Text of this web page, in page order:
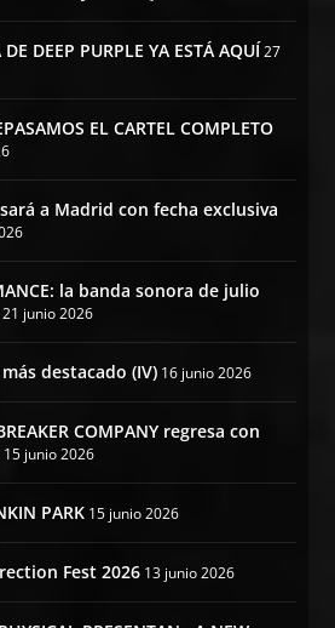
DEEP PURPLE YA ESTÁ AQUÍ 27
EL CARTEL COMPLETO
a Madrid con fecha exclusiva
la banda sonora de julio
21 junio 2026
más destacado (IV) 16 junio 2026
COMPANY regresa con
15 junio 2026
PARK 15 junio 2026
Fest 2026 13 junio 2026